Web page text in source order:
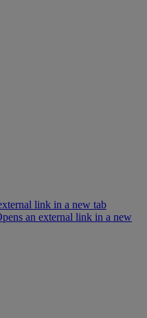
link in a new tab
an external link in a new